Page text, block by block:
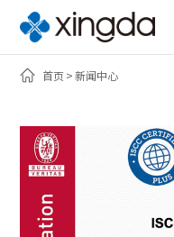
首页 新闻中心